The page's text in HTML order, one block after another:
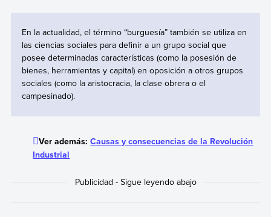
En la actualidad, el término “burguesía” también se utiliza en
las ciencias sociales para definir a un grupo social que
posee determinadas características (como la posesión de
bienes, herramientas y capital) en oposición a otros grupos
sociales (como la aristocracia, la clase obrera o el
campesinado).
Ver además:Causas y consecuencias de la Revolución
Industrial